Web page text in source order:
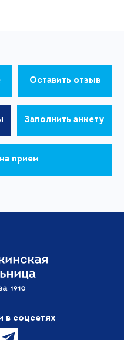
Оставить отзыв
Заполнить анкету
прием
в соцсетях